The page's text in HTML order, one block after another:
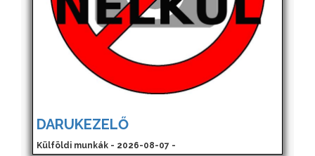
DARUKEZELŐ
Külföldi munkák - 2026-08-07 -